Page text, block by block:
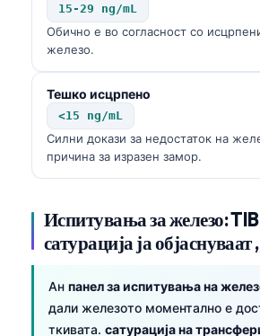
15-29 ng/mL
Обично е во согласност со
железо.
Тешко исцрпено
<15 ng/mL
Силни докази за недостаток на
причина за изразен замор.
Испитувања за железо:
сатурација ја објаснуваат
Ан панел за испитувања на
дали железото моментално е
ткивата. сатурација на